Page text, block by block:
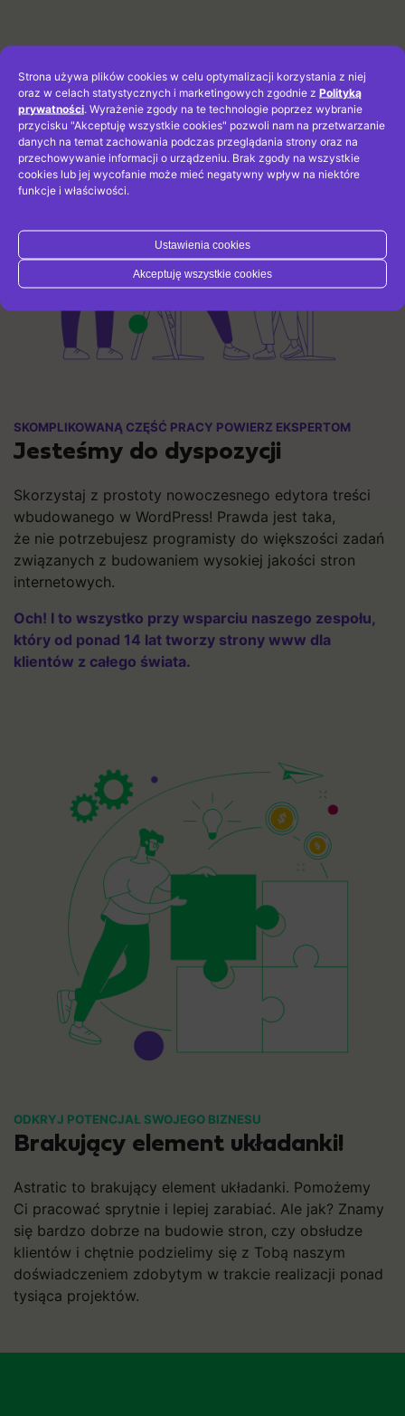
Strona używa plików cookies w celu optymalizacji korzystania z niej
oraz w celach statystycznych i marketingowych zgodnie z Polityką
prywatności. Wyrażenie zgody na te technologie poprzez wybranie
przycisku "Akceptuję wszystkie cookies" pozwoli nam na przetwarzanie
danych na temat zachowania podczas przeglądania strony oraz na
przechowywanie informacji o urządzeniu. Brak zgody na wszystkie
cookies lub jej wycofanie może mieć negatywny wpływ na niektóre
funkcje i właściwości.
Akceptuję wszystkie cookies
Ustawienia cookies
SKOMPLIKOWANĄ CZĘŚĆ PRACY POWIERZ EKSPERTOM
Jesteśmy do dyspozycji
Skorzystaj z prostoty nowoczesnego edytora treści
wbudowanego w WordPress! Prawda jest taka,
że nie potrzebujesz programisty do większości zadań
związanych z budowaniem wysokiej jakości stron
internetowych.
Och! I to wszystko przy wsparciu naszego zespołu,
który od ponad 14 lat tworzy strony www dla
klientów z całego świata.
ODKRYJ POTENCJAŁ SWOJEGO BIZNESU
Brakujący element układanki!
Astratic to brakujący element układanki. Pomożemy
Ci pracować sprytnie i lepiej zarabiać. Ale jak? Znamy
się bardzo dobrze na budowie stron, czy obsłudze
klientów i chętnie podzielimy się z Tobą naszym
doświadczeniem zdobytym w trakcie realizacji ponad
tysiąca projektów.